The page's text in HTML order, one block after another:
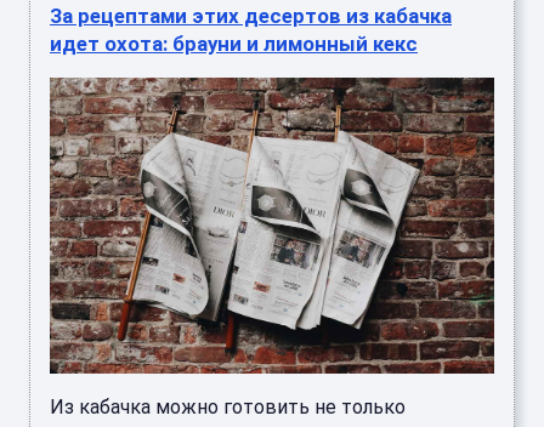
За рецептами этих десертов из кабачка
идет охота: брауни и лимонный кекс
Из кабачка можно готовить не только